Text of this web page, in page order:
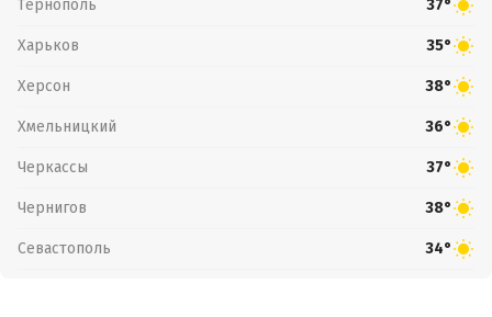
Тернополь 37°
Харьков 35°
Херсон 38°
Хмельницкий 36°
Черкассы 37°
Чернигов 38°
Севастополь 34°